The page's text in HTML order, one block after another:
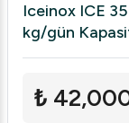
Iceinox ICE
kg/gün
₺